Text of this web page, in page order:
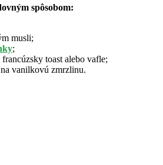
spôsobom:
musli;
;
toast alebo vafle;
vanilkovú zmrzlinu.